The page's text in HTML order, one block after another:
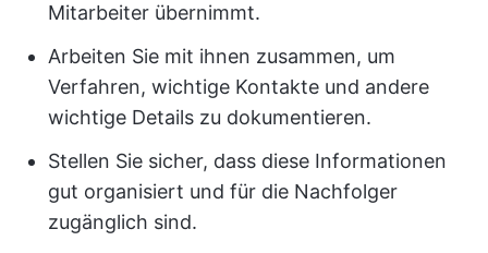
Mitarbeiter übernimmt.
Arbeiten Sie mit ihnen zusammen, um
Verfahren, wichtige Kontakte und andere
wichtige Details zu dokumentieren.
Stellen Sie sicher, dass diese Informationen
gut organisiert und für die Nachfolger
zugänglich sind.